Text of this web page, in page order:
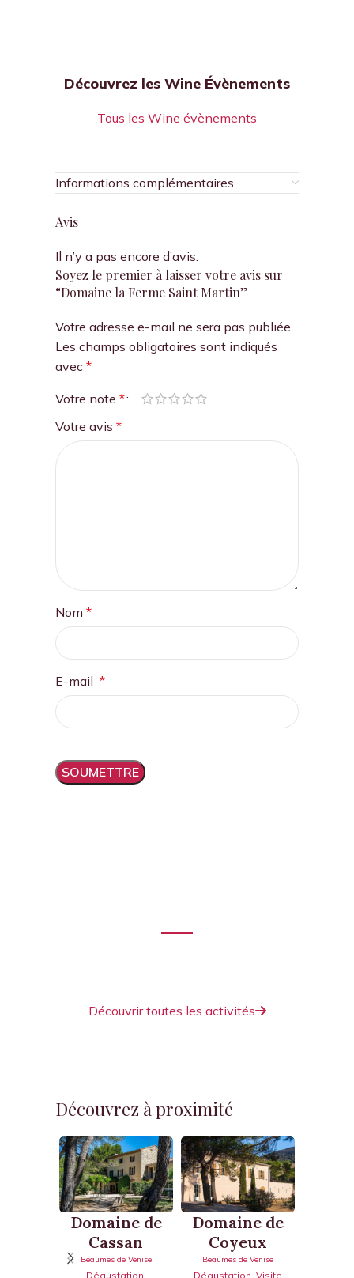
Découvrez les Wine Évènements
Tous les Wine évènements
Informations complémentaires
Avis
Il n’y a pas encore d’avis.
Soyez le premier à laisser votre avis sur
“Domaine la Ferme Saint Martin”
Votre adresse e-mail ne sera pas publiée.
Les champs obligatoires sont indiqués
avec *
Votre note *
Votre avis *
Nom *
E-mail *
Découvrir toutes les activités
Découvrez à proximité
Domaine de
Cassan
Beaumes de Venise
Dégustation,
Domaine de
Coyeux
Beaumes de Venise
Dégustation,Visite